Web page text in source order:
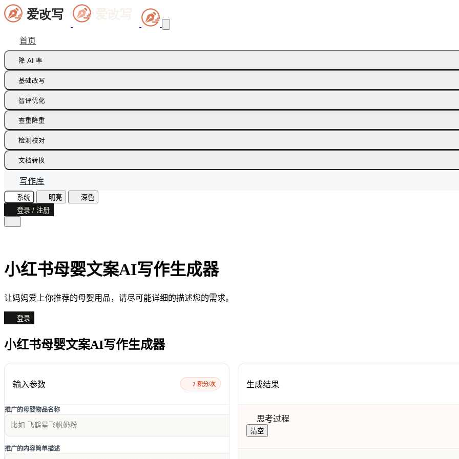
首页
降 AI 率
痕迹橡皮擦
多语种降痕
基础改写
同义词替换
智评优化
批注智改
查重降重
论文降重
检测校对
AI 文本检测(中文)
AI 文本检测(英文)
AI 图片检测
AI味诊断
文本纠错
文档转换
飞书文档
智能读文
文档识别
写作库
系统 明亮
深色
登录 / 注册
小红书母婴文案AI写作生成器
让妈妈爱上你推荐的母婴用品，请尽可能详细的描述您的需求。
登录
小红书母婴文案AI写作生成器
输入参数 2 积分/次
推广的母婴物品名称
推广的内容简单描述
生成结果
思考过程
清空